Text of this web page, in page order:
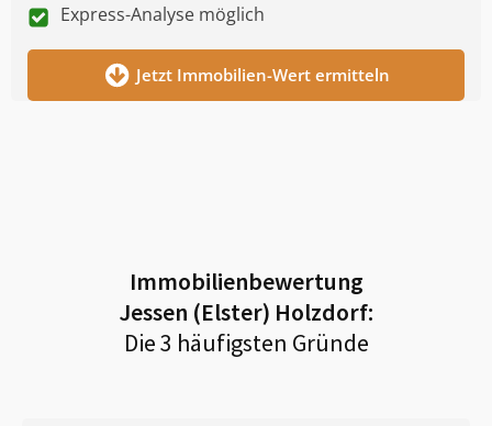
Express-Analyse möglich
Jetzt Immobilien-Wert ermitteln
Immobilienbewertung
Jessen (Elster) Holzdorf:
Die 3 häufigsten Gründe